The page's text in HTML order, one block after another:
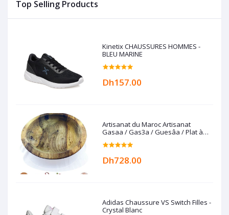
Top Selling Products
Kinetix CHAUSSURES HOMMES -
BLEU MARINE
Dh157.00
Artisanat du Maroc Artisanat
Gasaa / Gas3a / Guesâa / Plat à
couscous en Bois de noyer
Dh728.00
Adidas Chaussure VS Switch Filles -
Crystal Blanc